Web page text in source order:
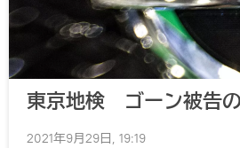
東京地検 ゴーン被告
2021年9月29日, 19:19